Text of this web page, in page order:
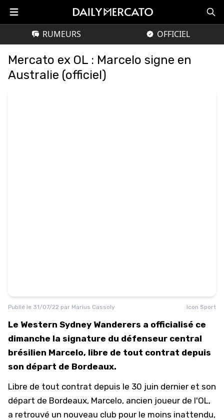
RUMEURS OFFICIEL
Mercato ex OL : Marcelo signe en
Australie (officiel)
Publié le 31/07/22 par Marius Cassoly Icon Sport
Le Western Sydney Wanderers a officialisé ce
dimanche la signature du défenseur central
brésilien Marcelo, libre de tout contrat depuis
son départ de Bordeaux.
Libre de tout contrat depuis le 30 juin dernier et son
départ de Bordeaux, Marcelo, ancien joueur de l'OL,
a retrouvé un nouveau club pour le moins inattendu,